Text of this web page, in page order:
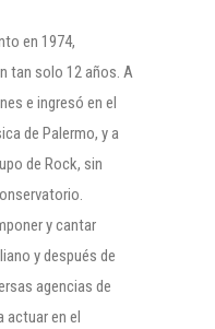
en 1974,
tan solo 12 años. A
e ingresó en el
de Palermo, y a
de Rock, sin
y cantar
y después de
agencias de
actuar en el